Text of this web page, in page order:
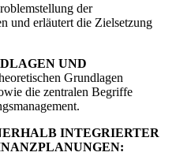
der
und erläutert die Zielsetzung
UND
Grundlagen
die zentralen Begriffe
INTEGRIERTER